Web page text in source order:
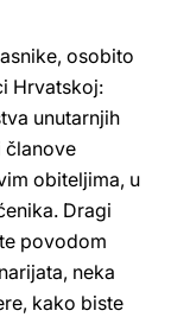
osobito
Hrvatskoj:
unutarnjih
članove
obiteljima, u
Dragi
povodom
neka
kako biste